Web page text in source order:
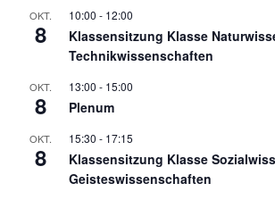
OKT.
8
10:00 - 12:00
Klassensitzung Klasse
Technikwissenschaften
OKT.
8
13:00 - 15:00
Plenum
OKT.
8
15:30 - 17:15
Klassensitzung Klasse
Geisteswissenschaften